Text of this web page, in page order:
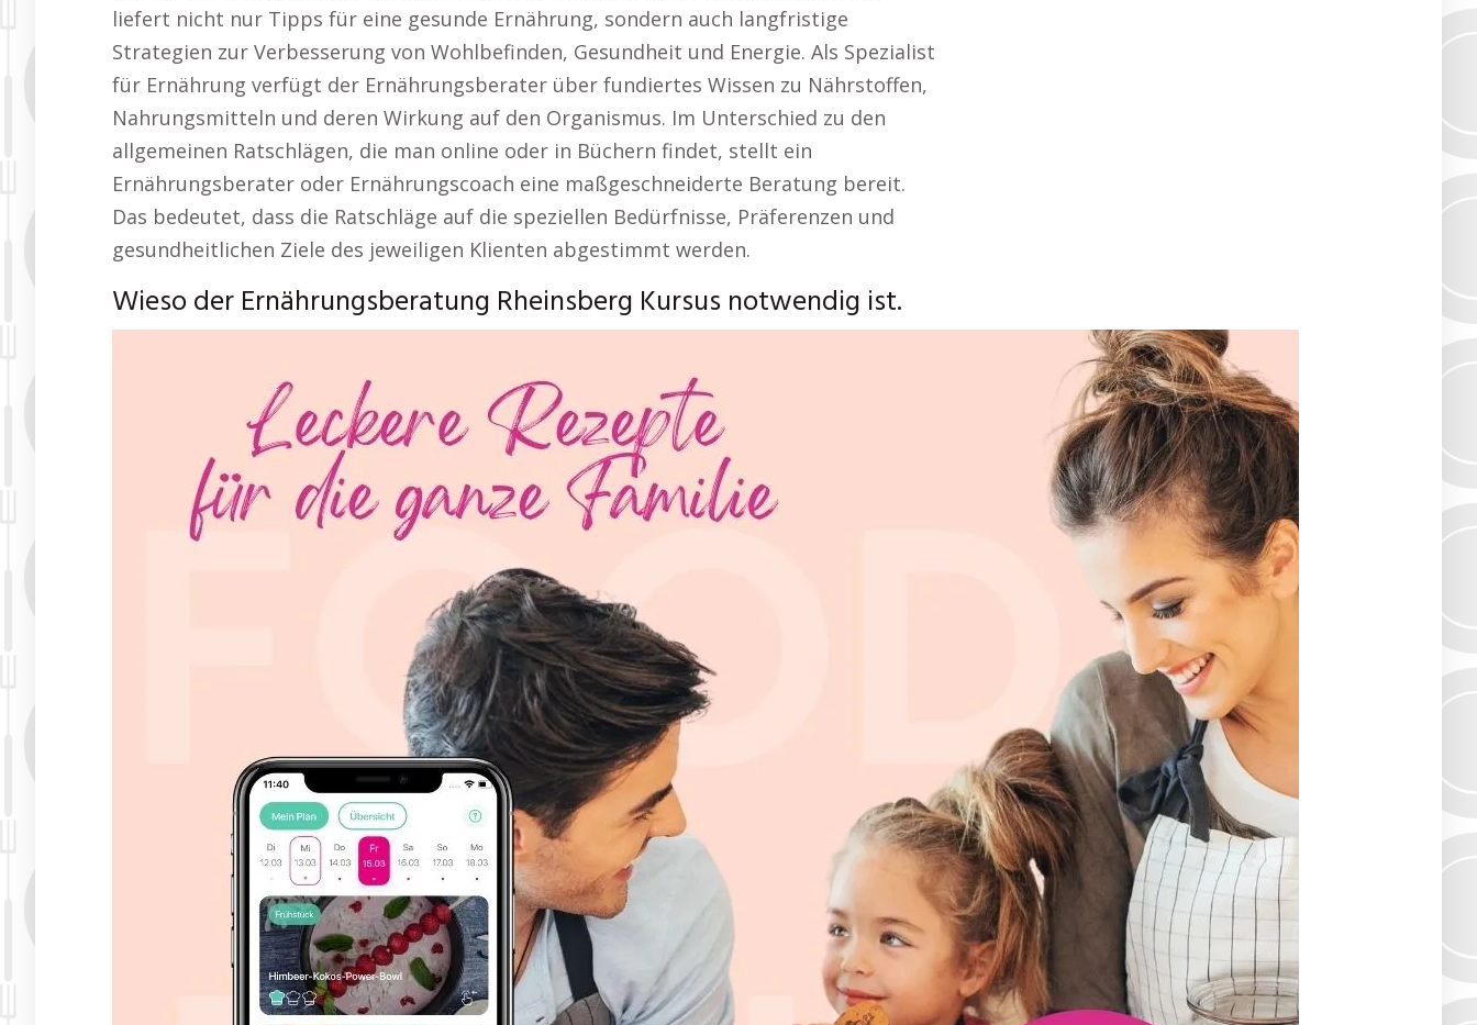
liefert nicht nur Tipps für eine gesunde Ernährung, sondern auch langfristige
Strategien zur Verbesserung von Wohlbefinden, Gesundheit und Energie. Als Spezialist
für Ernährung verfügt der Ernährungsberater über fundiertes Wissen zu Nährstoffen,
Nahrungsmitteln und deren Wirkung auf den Organismus. Im Unterschied zu den
allgemeinen Ratschlägen, die man online oder in Büchern findet, stellt ein
Ernährungsberater oder Ernährungscoach eine maßgeschneiderte Beratung bereit.
Das bedeutet, dass die Ratschläge auf die speziellen Bedürfnisse, Präferenzen und
gesundheitlichen Ziele des jeweiligen Klienten abgestimmt werden.
Wieso der Ernährungsberatung Rheinsberg Kursus notwendig ist.